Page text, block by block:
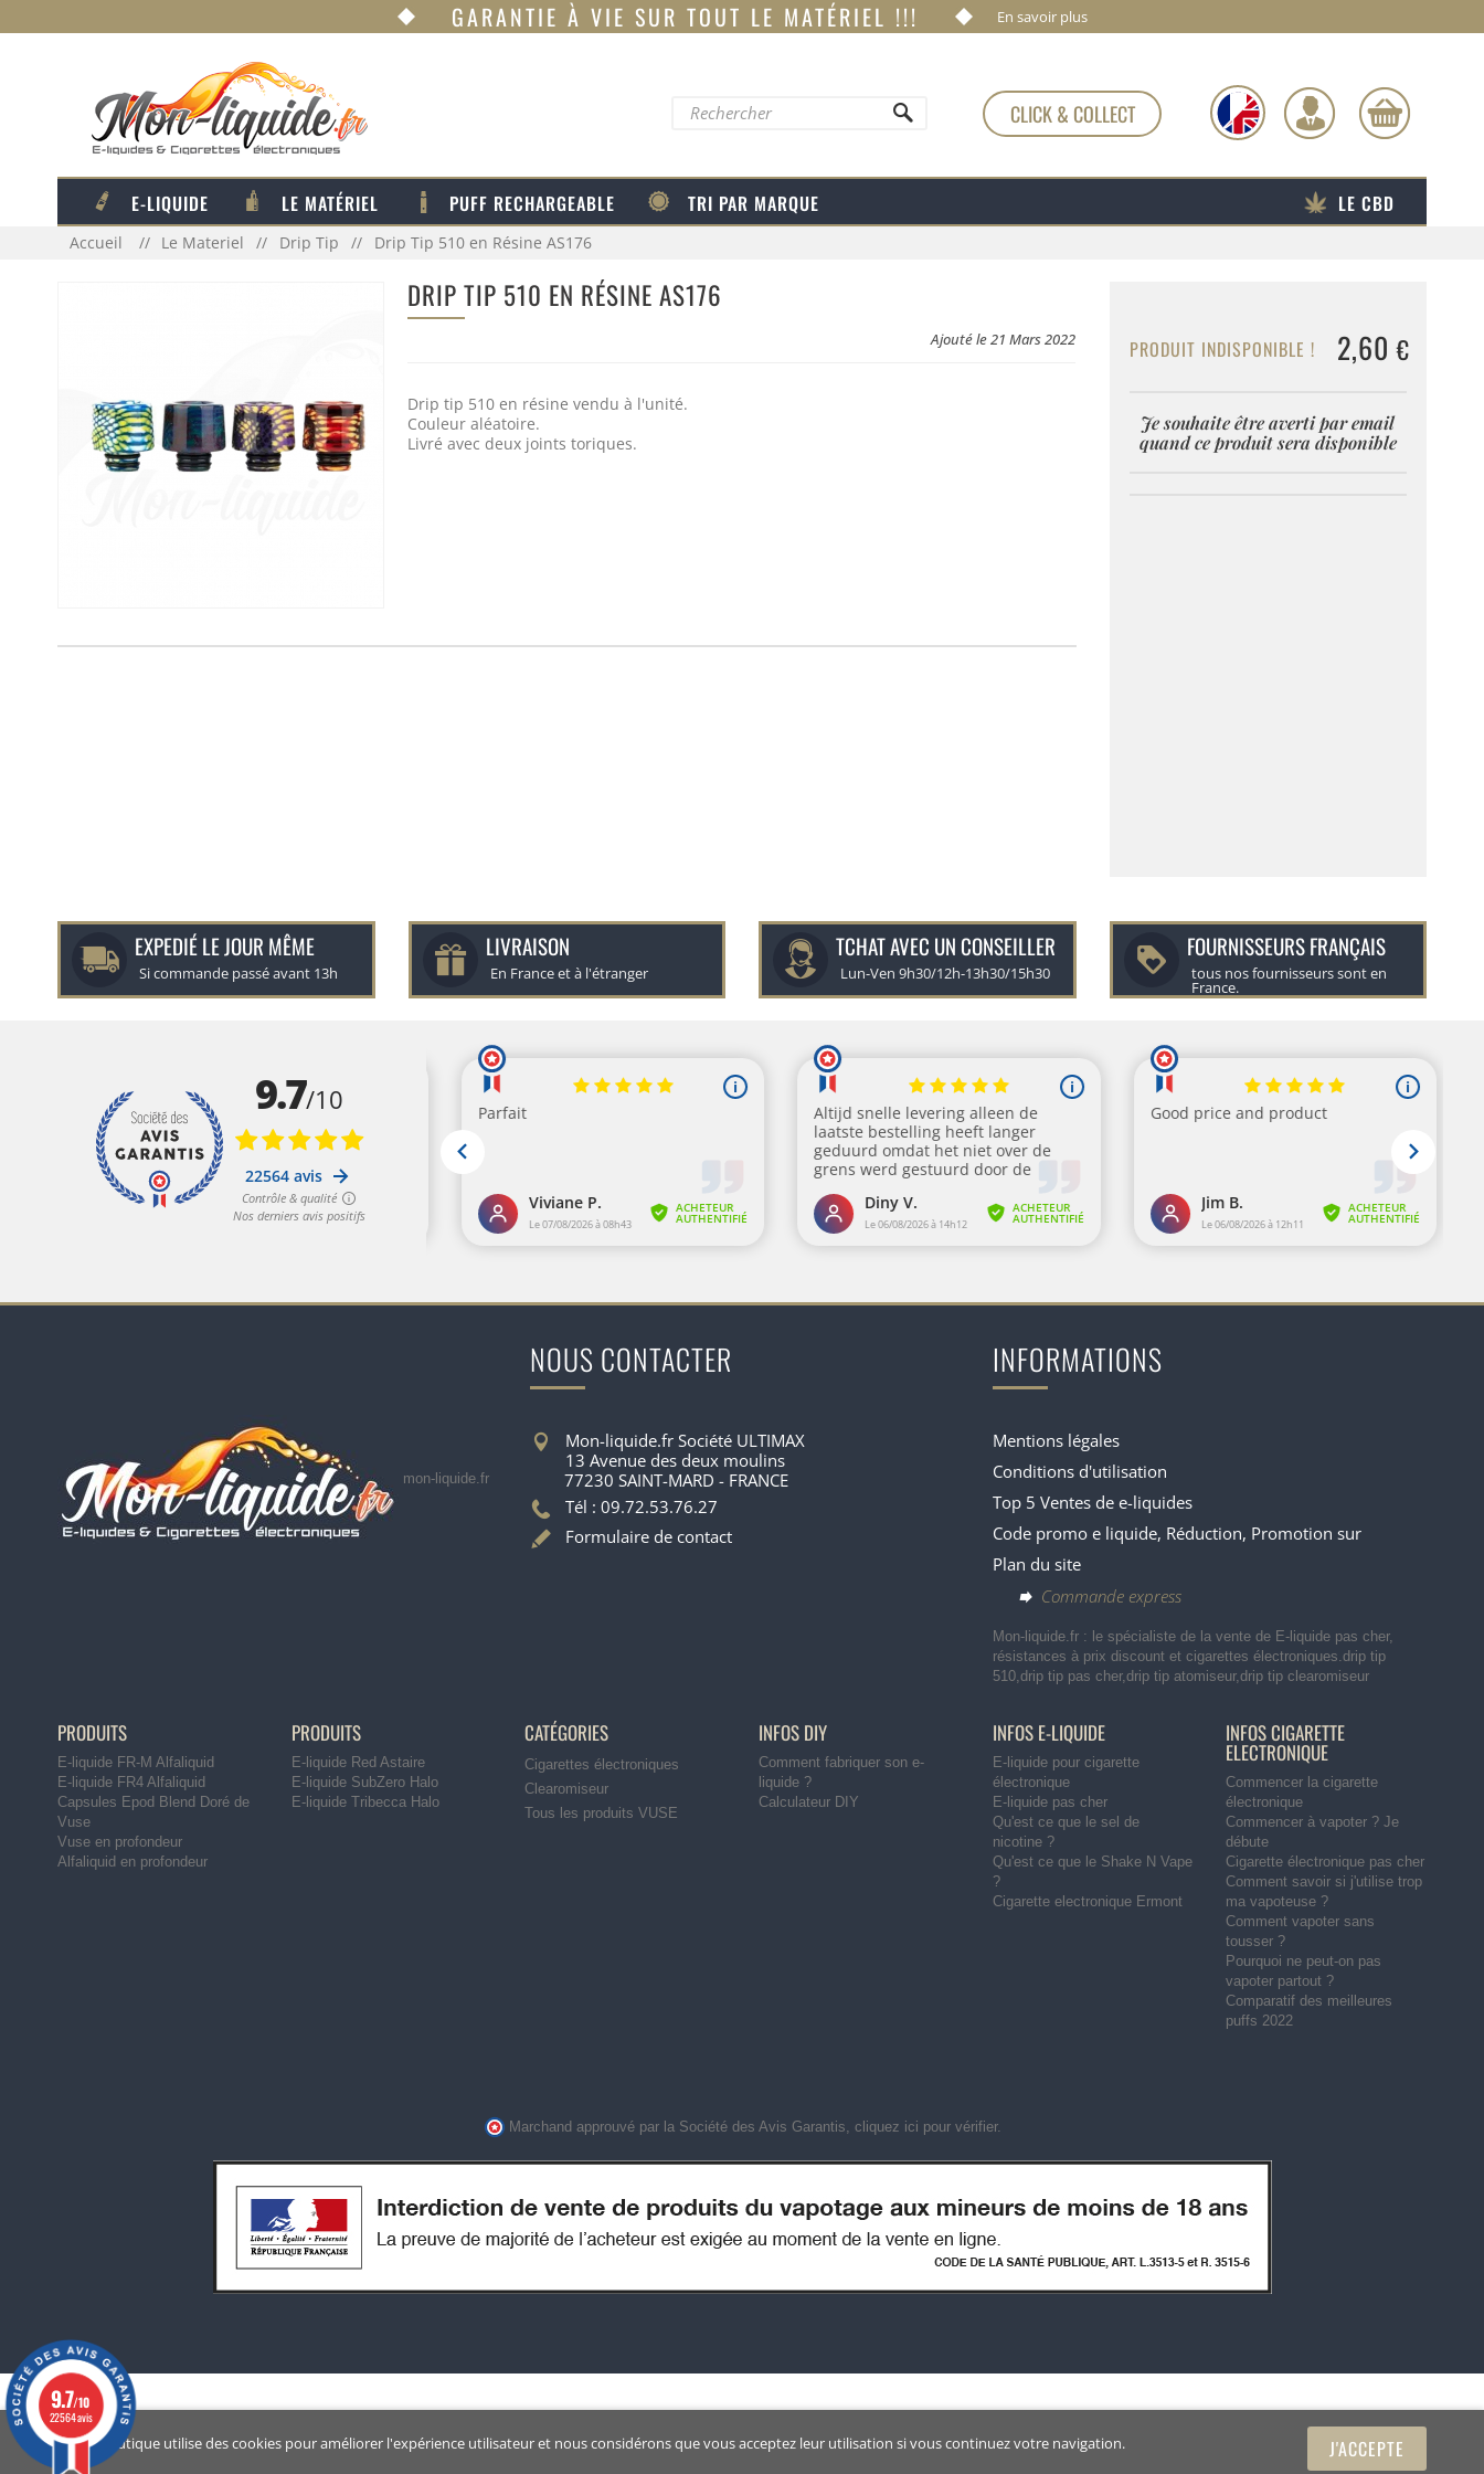
GARANTIE À VIE SUR TOUT LE MATÉRIEL !!! En savoir plus
CLICK & COLLECT
E-LIQUIDE LE MATÉRIEL PUFF RECHARGEABLE TRI PAR MARQUE LE CBD
Accueil Le Materiel Drip Tip Drip Tip 510 en Résine AS176
DRIP TIP 510 EN RÉSINE AS176
Ajouté le 21 Mars 2022
Drip tip 510 en résine vendu à l'unité.
Couleur aléatoire.
Livré avec deux joints toriques.
PRODUIT INDISPONIBLE ! 2,60€
Je souhaite être averti par email
quand ce produit sera disponible
J'ACCEPTE
Notre boutique utilise des cookies pour améliorer l'expérience utilisateur et nous considérons que vous acceptez leur utilisation si vous continuez votre navigation.
EXPEDIÉ LE JOUR MÊME
Si commande passé avant 13h
LIVRAISON
En France et à l'étranger
TCHAT AVEC UN CONSEILLER
Lun-Ven 9h30/12h-13h30/15h30
FOURNISSEURS FRANÇAIS
tous nos fournisseurs sont en
France.
mon-liquide.fr
NOUS CONTACTER
Mon-liquide.fr Société ULTIMAX
13 Avenue des deux moulins
77230 SAINT-MARD - FRANCE
Tél : 09.72.53.76.27
Formulaire de contact
INFORMATIONS
Mentions légales
Conditions d'utilisation
Top 5 Ventes de e-liquides
Code promo e liquide, Réduction, Promotion sur
Plan du site
Commande express
Mon-liquide.fr : le spécialiste de la vente de E-liquide pas cher,
résistances à prix discount et cigarettes électroniques.drip tip
510,drip tip pas cher,drip tip atomiseur,drip tip clearomiseur
PRODUITS
E-liquide FR-M Alfaliquid
E-liquide FR4 Alfaliquid
Capsules Epod Blend Doré de
Vuse
Vuse en profondeur
Alfaliquid en profondeur
PRODUITS
E-liquide Red Astaire
E-liquide SubZero Halo
E-liquide Tribecca Halo
CATÉGORIES
Cigarettes électroniques
Clearomiseur
Tous les produits VUSE
INFOS DIY
Comment fabriquer son e-
liquide ?
Calculateur DIY
INFOS E-LIQUIDE
E-liquide pour cigarette
électronique
E-liquide pas cher
Qu'est ce que le sel de
nicotine ?
Qu'est ce que le Shake N Vape
?
Cigarette electronique Ermont
INFOS CIGARETTE
ELECTRONIQUE
Commencer la cigarette
électronique
Commencer à vapoter ? Je
débute
Cigarette électronique pas cher
Comment savoir si j'utilise trop
ma vapoteuse ?
Comment vapoter sans
tousser ?
Pourquoi ne peut-on pas
vapoter partout ?
Comparatif des meilleures
puffs 2022
Marchand approuvé par la Société des Avis Garantis, cliquez ici pour vérifier.
9.7/10
22564 avis